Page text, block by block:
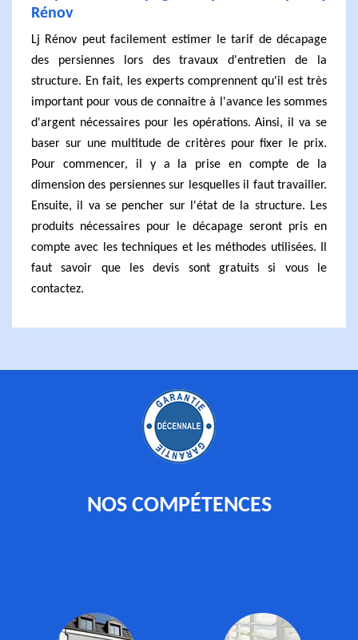
Rénov
Lj Rénov peut facilement estimer le tarif de décapage
des persiennes lors des travaux d'entretien de la
structure. En fait, les experts comprennent qu'il est très
important pour vous de connaitre à l'avance les sommes
d'argent nécessaires pour les opérations. Ainsi, il va se
baser sur une multitude de critères pour fixer le prix.
Pour commencer, il y a la prise en compte de la
dimension des persiennes sur lesquelles il faut travailler.
Ensuite, il va se pencher sur l'état de la structure. Les
produits nécessaires pour le décapage seront pris en
compte avec les techniques et les méthodes utilisées. Il
faut savoir que les devis sont gratuits si vous le
contactez.
NOS COMPÉTENCES